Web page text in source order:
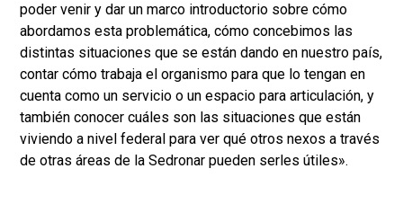
poder venir y dar un marco introductorio sobre cómo
abordamos esta problemática, cómo concebimos las
distintas situaciones que se están dando en nuestro país,
contar cómo trabaja el organismo para que lo tengan en
cuenta como un servicio o un espacio para articulación, y
también conocer cuáles son las situaciones que están
viviendo a nivel federal para ver qué otros nexos a través
de otras áreas de la Sedronar pueden serles útiles».